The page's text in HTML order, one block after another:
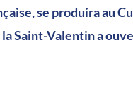
se produira au
Saint-Valentin a